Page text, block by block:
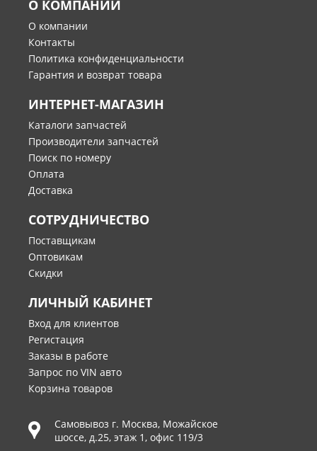
О КОМПАНИИ
О компании
Контакты
Политика конфиденциальности
Гарантия и возврат товара
ИНТЕРНЕТ-МАГАЗИН
Каталоги запчастей
Производители запчастей
Поиск по номеру
Оплата
Доставка
СОТРУДНИЧЕСТВО
Поставщикам
Оптовикам
Скидки
ЛИЧНЫЙ КАБИНЕТ
Вход для клиентов
Регистация
Заказы в работе
Запрос по VIN авто
Корзина товаров
Самовывоз г. Москва, Можайское
шоссе, д.25, этаж 1, офис 119/3